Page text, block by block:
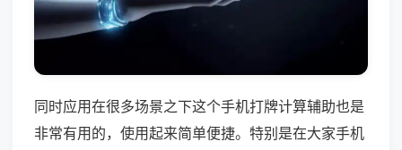
同时应用在很多场景之下这个手机打牌计算辅助也是
非常有用的，使用起来简单便捷。特别是在大家手机